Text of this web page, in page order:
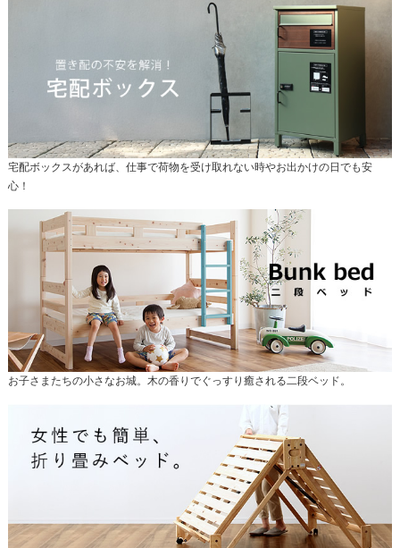
宅配ボックスがあれば、仕事で荷物を受け取れない時やお出かけの日でも安
心！
お子さまたちの小さなお城。木の香りでぐっすり癒される二段ベッド。